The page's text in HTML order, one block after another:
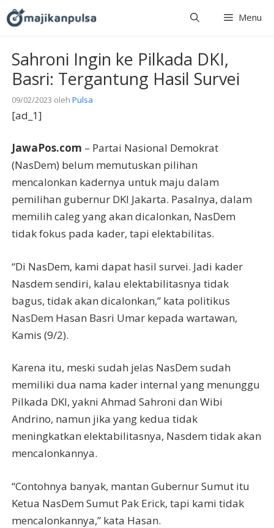
Langsung
ke
Menu
Sahroni Ingin ke Pilkada DKI,
Basri: Tergantung Hasil Survei
09/02/2023 oleh Pulsa
[ad_1]
JawaPos.com – Partai Nasional Demokrat
(NasDem) belum memutuskan pilihan
mencalonkan kadernya untuk maju dalam
pemilihan gubernur DKI Jakarta. Pasalnya, dalam
memilih caleg yang akan dicalonkan, NasDem
tidak fokus pada kader, tapi elektabilitas.
“Di NasDem, kami dapat hasil survei. Jadi kader
Nasdem sendiri, kalau elektabilitasnya tidak
bagus, tidak akan dicalonkan,” kata politikus
NasDem Hasan Basri Umar kepada wartawan,
Kamis (9/2).
Karena itu, meski sudah jelas NasDem sudah
memiliki dua nama kader internal yang menunggu
Pilkada DKI, yakni Ahmad Sahroni dan Wibi
Andrino, namun jika yang kedua tidak
meningkatkan elektabilitasnya, Nasdem tidak akan
mencalonkannya.
“Contohnya banyak, mantan Gubernur Sumut itu
Ketua NasDem Sumut Pak Erick, tapi kami tidak
mencalonkannya,” kata Hasan.